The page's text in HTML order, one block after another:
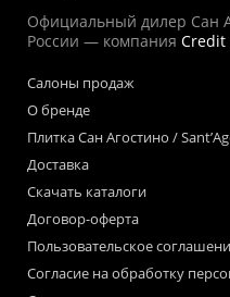
Официальный дилер Сан
России — компания Credit
Салоны продаж
О бренде
Плитка Сан Агостино /
Доставка
Скачать каталоги
Договор-оферта
Пользовательское
Согласие на обработку